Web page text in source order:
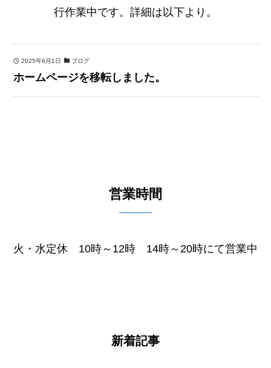
行作業中です。詳細は以下より。
2025年6月1日 ブログ
ホームページを移転しました。
営業時間
火・水定休 10時～12時 14時～20時にて営業中
新着記事